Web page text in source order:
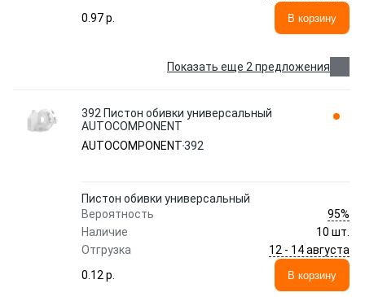
0.97 p.
В корзину
Показать еще 2 предложения
392 Пистон обивки универсальный
AUTOCOMPONENT
AUTOCOMPONENT392
Пистон обивки универсальный
Вероятность
95%
Наличие
10 шт.
Отгрузка
12 - 14 августа
0.12 p.
В корзину